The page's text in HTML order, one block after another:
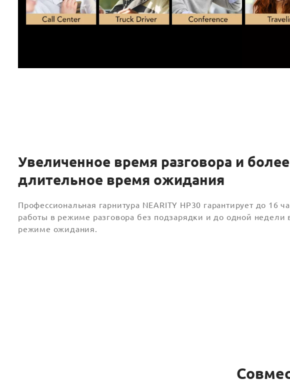
Увеличенное время разговора и более
длительное время ожидания
Профессиональная гарнитура NEARITY HP30 гарантирует до 16
работы в режиме разговора без подзарядки и до одной недели
режиме ожидания.